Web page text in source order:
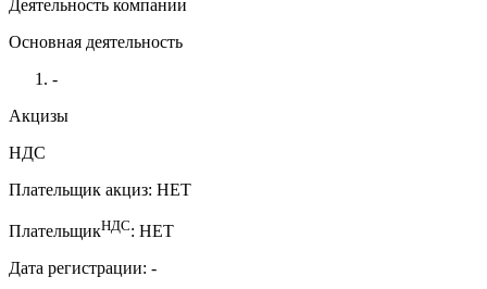
Деятельность компании
Основная деятельность
-
Акцизы
НДС
Плательщик акциз: НЕТ
ПлательщикНДС: НЕТ
Дата регистрации: -